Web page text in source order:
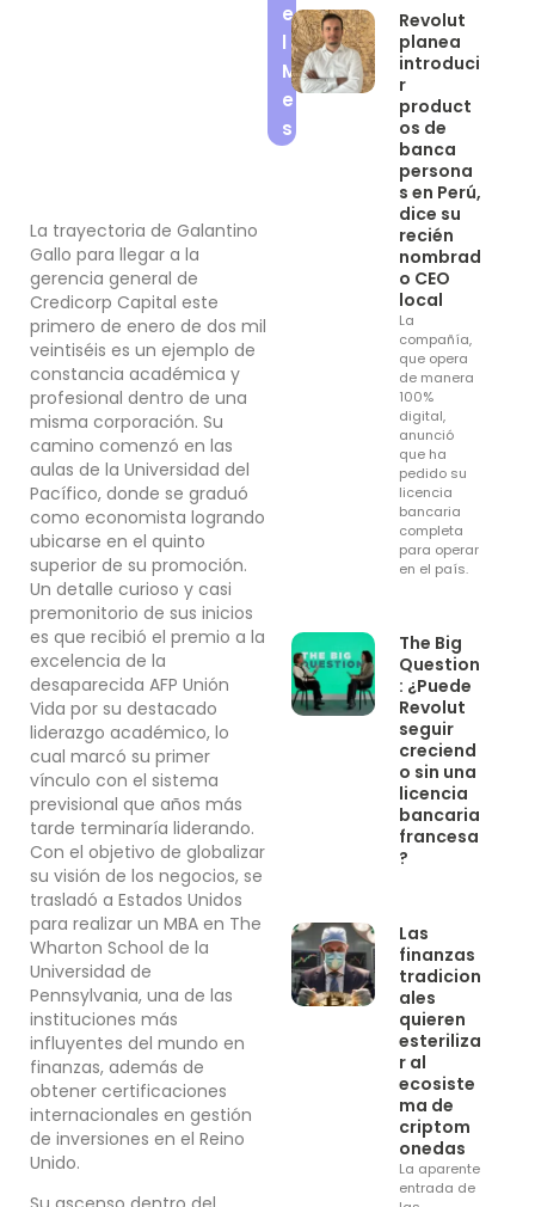
e
l
M
e
s
La trayectoria de Galantino
Gallo para llegar a la
gerencia general de
Credicorp Capital este
primero de enero de dos mil
veintiséis es un ejemplo de
constancia académica y
profesional dentro de una
misma corporación. Su
camino comenzó en las
aulas de la Universidad del
Pacífico, donde se graduó
como economista logrando
ubicarse en el quinto
superior de su promoción.
Un detalle curioso y casi
premonitorio de sus inicios
es que recibió el premio a la
excelencia de la
desaparecida AFP Unión
Vida por su destacado
liderazgo académico, lo
cual marcó su primer
vínculo con el sistema
previsional que años más
tarde terminaría liderando.
Con el objetivo de globalizar
su visión de los negocios, se
trasladó a Estados Unidos
para realizar un MBA en The
Wharton School de la
Universidad de
Pennsylvania, una de las
instituciones más
influyentes del mundo en
finanzas, además de
obtener certificaciones
internacionales en gestión
de inversiones en el Reino
Unido.
Revolut
planea
introduci
r
product
os de
banca
persona
s en Perú,
dice su
recién
nombrad
o CEO
local
La
compañía,
que opera
de manera
100%
digital,
anunció
que ha
pedido su
licencia
bancaria
completa
para operar
en el país.
The Big
Question
: ¿Puede
Revolut
seguir
creciend
o sin una
licencia
bancaria
francesa
?
Las
finanzas
tradicion
ales
quieren
esteriliza
r al
ecosiste
ma de
criptom
onedas
La aparente
entrada de